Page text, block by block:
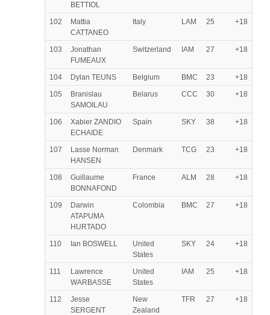
BETTIOL
102
Mattia
CATTANEO
Italy LAM 25 +18
103
Jonathan
FUMEAUX
Switzerland IAM 27 +18
104 Dylan TEUNS Belgium BMC 23
+18
105
Branislau
SAMOILAU
Belarus CCC 30 +18
106
Xabier ZANDIO
ECHAIDE
Spain SKY 38 +18
107
Lasse Norman
HANSEN
Denmark TCG 23 +18
108
Guillaume
BONNAFOND
France ALM 28 +18
109
Darwin
ATAPUMA
HURTADO
Colombia BMC 27 +18
110 Ian BOSWELL
United
States
SKY 24 +18
111
Lawrence
WARBASSE
United
States
IAM 25 +18
112
Jesse
SERGENT
New
Zealand
TFR 27 +18